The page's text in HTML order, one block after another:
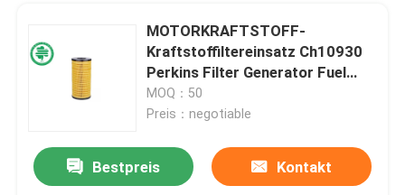
MOTORKRAFTSTOFF-
Kraftstoffiltereinsatz Ch10930
Perkins Filter Generator Fuel
Filter Diesel
MOQ：50
Preis：negotiable
Bestpreis Kontakt